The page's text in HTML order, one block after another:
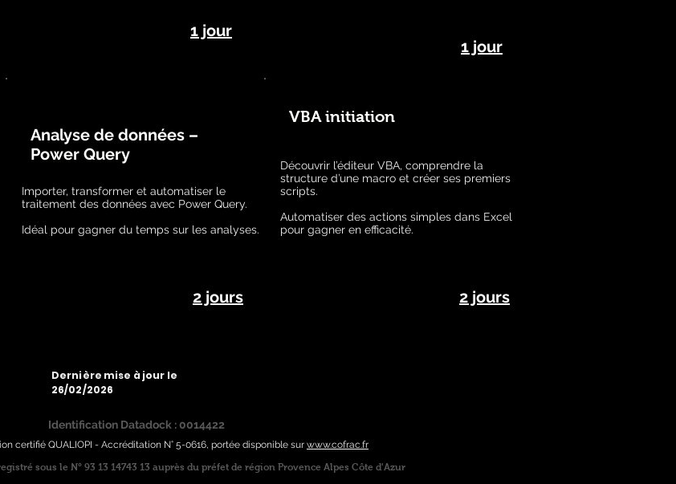
1 jour
1 jour
Analyse de données –
Power Query
Importer, transformer et automatiser le
traitement des données avec Power Query.
Idéal pour gagner du temps sur les analyses.
2 jours
VBA initiation
Découvrir l’éditeur VBA, comprendre la
structure d’une macro et créer ses premiers
scripts.
Automatiser des actions simples dans Excel
pour gagner en efficacité.
2 jours
Dernière mise à jour le
26/02/2026
Identification Datadock : 0014422
certifié QUALIOPI - Accréditation N° 5-0616, portée disponible sur www.cofrac.fr
sous le N° 93 13 14743 13 auprès du préfet de région Provence Alpes Côte d'Azur